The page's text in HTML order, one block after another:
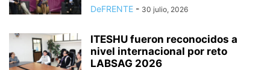
DeFRENTE - 30 julio, 2026
ITESHU fueron reconocidos a
nivel internacional por reto
LABSAG 2026